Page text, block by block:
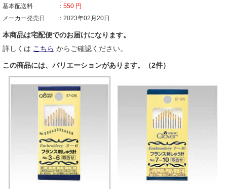
基本配送料 550 円
メーカー発売日
2023年02月20日
本商品は宅配便でのお届けになります。
詳しくは こちら からご確認ください。
この商品には、バリエーションがあります。（2件）